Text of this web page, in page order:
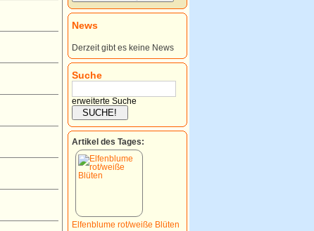
News
Derzeit gibt es keine News
Suche
erweiterte Suche
Artikel des Tages:
Elfenblume rot/weiße Blüten